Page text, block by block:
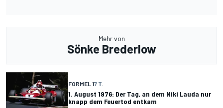
Mehr von
Sönke Brederlow
FORMEL 17 T.
1. August 1976: Der Tag, an dem Niki Lauda nur
knapp dem Feuertod entkam